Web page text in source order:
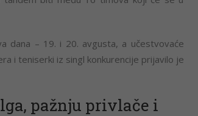
dana – 19. i 20. avgusta, a učestvovaće
i teniserki iz singl konkurencije prijavilo je
pažnju privlače i